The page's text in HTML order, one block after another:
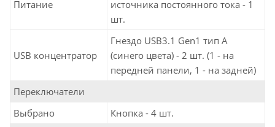
Питание
источника постоянного тока - 1
шт.
USB концентратор
Гнездо USB3.1 Gen1 тип A
(синего цвета) - 2 шт. (1 - на
передней панели, 1 - на задней)
Переключатели
Выбрано
Кнопка - 4 шт.